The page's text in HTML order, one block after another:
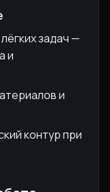
задач —
и
и
контур при